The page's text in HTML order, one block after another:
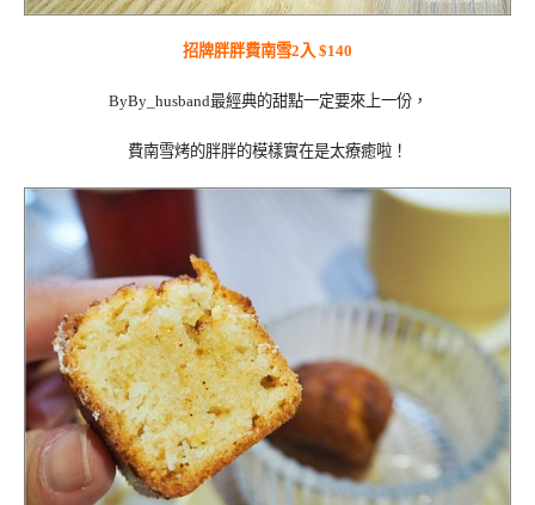
招牌胖胖費南雪2入 $140
ByBy_husband最經典的甜點一定要來上一份，
費南雪烤的胖胖的模樣實在是太療癒啦！